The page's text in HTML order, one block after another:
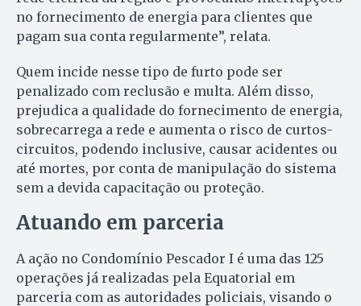
no fornecimento de energia para clientes que
pagam sua conta regularmente”, relata.
Quem incide nesse tipo de furto pode ser
penalizado com reclusão e multa. Além disso,
prejudica a qualidade do fornecimento de energia,
sobrecarrega a rede e aumenta o risco de curtos-
circuitos, podendo inclusive, causar acidentes ou
até mortes, por conta de manipulação do sistema
sem a devida capacitação ou proteção.
Atuando em parceria
A ação no Condomínio Pescador I é uma das 125
operações já realizadas pela Equatorial em
parceria com as autoridades policiais, visando o